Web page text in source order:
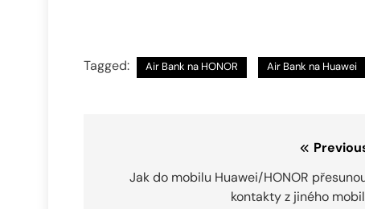
Tagged: Air Bank na HONOR Air Bank na Huawei
proJak do mobilu Huawei/HONOR
kontakty z jiného